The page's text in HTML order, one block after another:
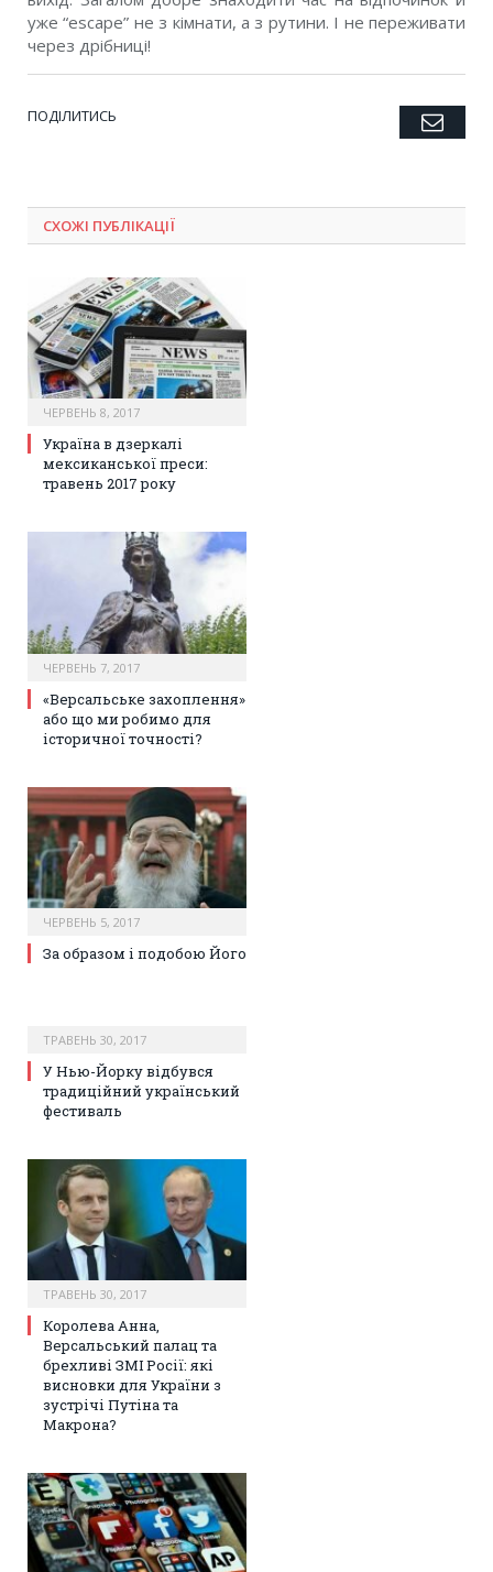
уже “еscape” не з кiмнати, а з рутини. I не переживати
через дрiбницi!
ПОДІЛИТИСЬ Twitter
Facebook
Google+
Pinterest
LinkedIn
Tumblr
СХОЖІ ПУБЛІКАЦІЇ
ЧЕРВЕНЬ 8, 2017
Україна в дзеркалі
мексиканської преси:
травень 2017 року
ЧЕРВЕНЬ 7, 2017
«Версальське захоплення»
або що ми робимо для
історичної точності?
ЧЕРВЕНЬ 5, 2017
За образом і подобою Його
ТРАВЕНЬ 30, 2017
У Нью-Йорку відбувся
традиційний український
фестиваль
ТРАВЕНЬ 30, 2017
Королева Анна,
Версальський палац та
брехливі ЗМІ Росії: які
висновки для України з
зустрічі Путіна та
Макрона?